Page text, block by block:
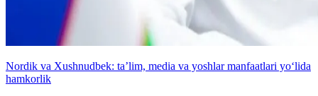
Nordik va Xushnudbek: taʼlim, media va yoshlar manfaatlari yo‘lida
hamkorlik